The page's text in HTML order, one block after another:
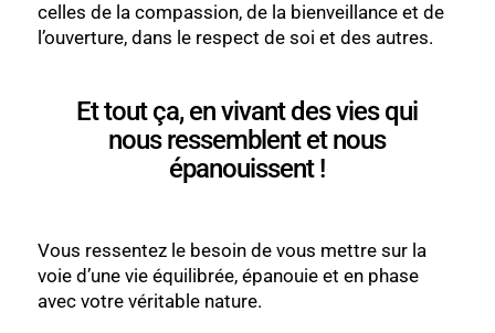
celles de la compassion, de la bienveillance et de
l’ouverture, dans le respect de soi et des autres.
Et tout ça, en vivant des vies qui
nous ressemblent et nous
épanouissent !
Vous ressentez le besoin de vous mettre sur la
voie d’une vie équilibrée, épanouie et en phase
avec votre véritable nature.